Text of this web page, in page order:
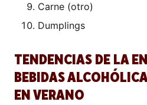
Carne (otro)
Dumplings
TENDENCIAS DE LA
BEBIDAS
EN VERANO